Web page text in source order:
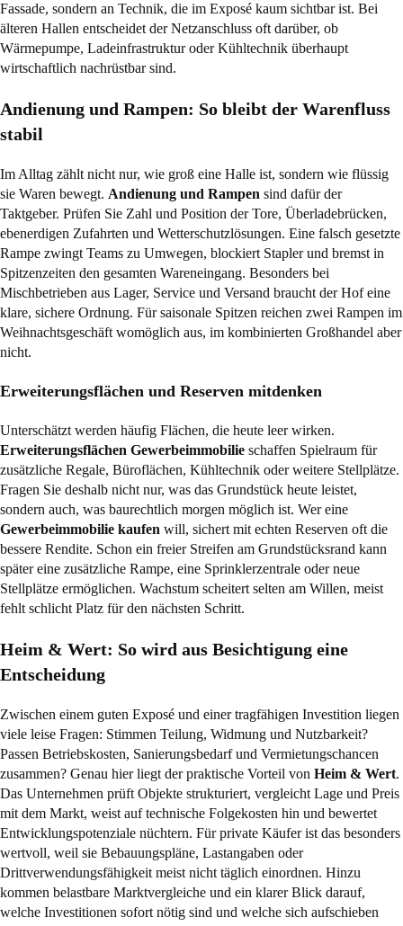
Fassade, sondern an Technik, die im Exposé kaum sichtbar ist. Bei
älteren Hallen entscheidet der Netzanschluss oft darüber, ob
Wärmepumpe, Ladeinfrastruktur oder Kühltechnik überhaupt
wirtschaftlich nachrüstbar sind.
Andienung und Rampen: So bleibt der Warenfluss
stabil
Im Alltag zählt nicht nur, wie groß eine Halle ist, sondern wie flüssig
sie Waren bewegt. Andienung und Rampen sind dafür der
Taktgeber. Prüfen Sie Zahl und Position der Tore, Überladebrücken,
ebenerdigen Zufahrten und Wetterschutzlösungen. Eine falsch gesetzte
Rampe zwingt Teams zu Umwegen, blockiert Stapler und bremst in
Spitzenzeiten den gesamten Wareneingang. Besonders bei
Mischbetrieben aus Lager, Service und Versand braucht der Hof eine
klare, sichere Ordnung. Für saisonale Spitzen reichen zwei Rampen im
Weihnachtsgeschäft womöglich aus, im kombinierten Großhandel aber
nicht.
Erweiterungsflächen und Reserven mitdenken
Unterschätzt werden häufig Flächen, die heute leer wirken.
Erweiterungsflächen Gewerbeimmobilie schaffen Spielraum für
zusätzliche Regale, Büroflächen, Kühltechnik oder weitere Stellplätze.
Fragen Sie deshalb nicht nur, was das Grundstück heute leistet,
sondern auch, was baurechtlich morgen möglich ist. Wer eine
Gewerbeimmobilie kaufen will, sichert mit echten Reserven oft die
bessere Rendite. Schon ein freier Streifen am Grundstücksrand kann
später eine zusätzliche Rampe, eine Sprinklerzentrale oder neue
Stellplätze ermöglichen. Wachstum scheitert selten am Willen, meist
fehlt schlicht Platz für den nächsten Schritt.
Heim & Wert: So wird aus Besichtigung eine
Entscheidung
Zwischen einem guten Exposé und einer tragfähigen Investition liegen
viele leise Fragen: Stimmen Teilung, Widmung und Nutzbarkeit?
Passen Betriebskosten, Sanierungsbedarf und Vermietungschancen
zusammen? Genau hier liegt der praktische Vorteil von Heim & Wert.
Das Unternehmen prüft Objekte strukturiert, vergleicht Lage und Preis
mit dem Markt, weist auf technische Folgekosten hin und bewertet
Entwicklungspotenziale nüchtern. Für private Käufer ist das besonders
wertvoll, weil sie Bebauungspläne, Lastangaben oder
Drittverwendungsfähigkeit meist nicht täglich einordnen. Hinzu
kommen belastbare Marktvergleiche und ein klarer Blick darauf,
welche Investitionen sofort nötig sind und welche sich aufschieben